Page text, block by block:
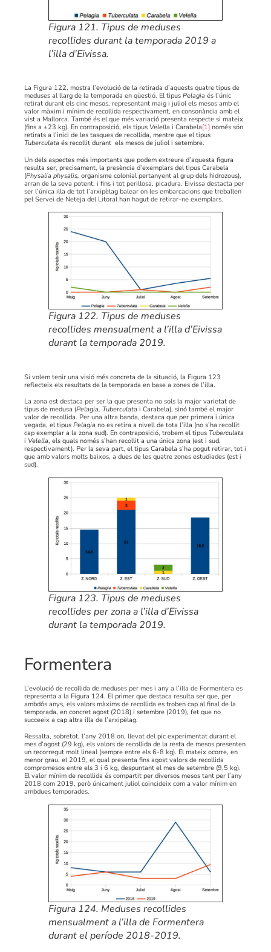
Figura 121. Tipus de meduses
recollides durant la temporada 2019 a
l’illa d’Eivissa.
La Figura 122, mostra l’evolució de la retirada d’aquests quatre tipus de
meduses al llarg de la temporada en qüestió. El tipus Pelagia és l’únic
retirat durant els cinc mesos, representant maig i juliol els mesos amb el
valor màxim i mínim de recollida respectivament, en consonància amb el
vist a Mallorca. També és el que més variació presenta respecte si mateix
(fins a ±23 kg). En contraposició, els tipus Velella i Carabela[1] només són
retirats a l’inici de les tasques de recollida, mentre que el tipus
Tuberculata és recollit durant els mesos de juliol i setembre.
Un dels aspectes més importants que podem extreure d’aquesta figura
resulta ser, precisament, la presència d’exemplars del tipus Carabela
(Physalia physalis, organisme colonial pertanyent al grup dels hidrozous),
arran de la seva potent, i fins i tot perillosa, picadura. Eivissa destacta per
ser l’única illa de tot l’arxipèlag balear on les embarcacions que treballen
pel Servei de Neteja del Litoral han hagut de retirar-ne exemplars.
Figura 122. Tipus de meduses
recollides mensualment a l’illa d’Eivissa
durant la temporada 2019.
Si volem tenir una visió més concreta de la situació, la Figura 123
reflecteix els resultats de la temporada en base a zones de l’illa.
La zona est destaca per ser la que presenta no sols la major varietat de
tipus de medusa (Pelagia, Tuberculata i Carabela), sinó també el major
valor de recollida. Per una altra banda, destaca que per primera i única
vegada, el tipus Pelagia no es retira a nivell de tota l’illa (no s’ha recollit
cap exemplar a la zona sud). En contraposició, trobem el tipus Tuberculata
i Velella, els quals només s’han recollit a una única zona (est i sud,
respectivament). Per la seva part, el tipus Carabela s’ha pogut retirar, tot i
que amb valors molts baixos, a dues de les quatre zones estudiades (est i
sud).
Figura 123. Tipus de meduses
recollides per zona a l’illa d’Eivissa
durant la temporada 2019.
Formentera
L’evolució de recollida de meduses per mes i any a l’illa de Formentera es
representa a la Figura 124. El primer que destaca resulta ser que, per
ambdós anys, els valors màxims de recollida es troben cap al final de la
temporada, en concret agost (2018) i setembre (2019), fet que no
succeeix a cap altra illa de l’arxipèlag.
Ressalta, sobretot, l’any 2018 on, llevat del pic experimentat durant el
mes d’agost (29 kg), els valors de recollida de la resta de mesos presenten
un recorregut molt lineal (sempre entre els 6-8 kg). El mateix ocorre, en
menor grau, el 2019, el qual presenta fins agost valors de recollida
compromesos entre els 3 i 6 kg, despuntant el mes de setembre (9,5 kg).
El valor mínim de recollida és compartit per diversos mesos tant per l’any
2018 com 2019, però únicament juliol coincideix com a valor mínim en
ambdues temporades.
Figura 124. Meduses recollides
mensualment a l’illa de Formentera
durant el període 2018-2019.